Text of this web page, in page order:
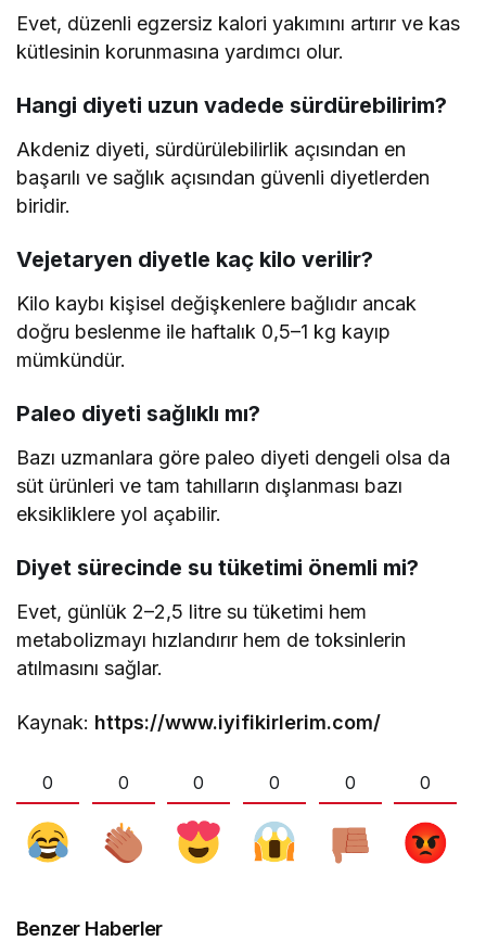
Evet, düzenli egzersiz kalori yakımını artırır ve kas
kütlesinin korunmasına yardımcı olur.
Hangi diyeti uzun vadede sürdürebilirim?
Akdeniz diyeti, sürdürülebilirlik açısından en
başarılı ve sağlık açısından güvenli diyetlerden
biridir.
Vejetaryen diyetle kaç kilo verilir?
Kilo kaybı kişisel değişkenlere bağlıdır ancak
doğru beslenme ile haftalık 0,5–1 kg kayıp
mümkündür.
Paleo diyeti sağlıklı mı?
Bazı uzmanlara göre paleo diyeti dengeli olsa da
süt ürünleri ve tam tahılların dışlanması bazı
eksikliklere yol açabilir.
Diyet sürecinde su tüketimi önemli mi?
Evet, günlük 2–2,5 litre su tüketimi hem
metabolizmayı hızlandırır hem de toksinlerin
atılmasını sağlar.
Kaynak: https://www.iyifikirlerim.com/
0 0 0 0 0 0
Benzer Haberler